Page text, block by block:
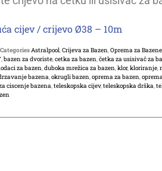
cijev / crijevo Ø38 – 10m
CategoriesAstralpool,Crijeva za Bazen,Oprema za Bazene
,bazen za dvoriste,cetka za bazen,četka za usisivač za
za bazen,duboka mrežica za bazen,klor,kloriranje,
bazena,okrugli bazen,oprema za bazen,
ciscenje bazena,teleskopska cijev,teleskopska drška,